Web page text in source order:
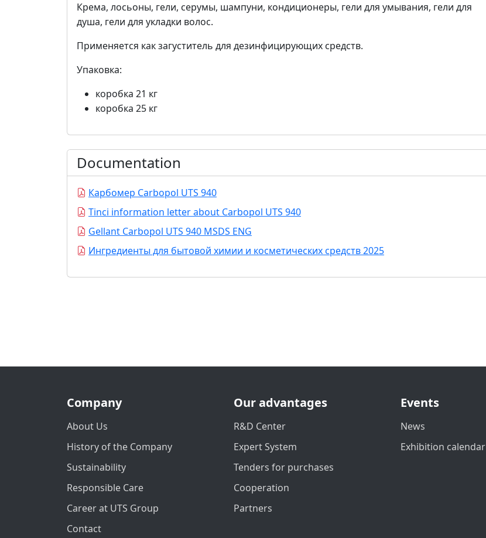
Крема, лосьоны, гели, серумы, шампуни, кондиционеры, гели для умывания, гели для
душа, гели для укладки волос.
Применяется как загуститель для дезинфицирующих средств.
Упаковка:
коробка 21 кг
коробка 25 кг
Documentation
Карбомер Carbopol UTS 940
Tinci information letter about Carbopol UTS 940
Gellant Carbopol UTS 940 MSDS ENG
Ингредиенты для бытовой химии и косметических средств 2025
Company
About Us
History of the Company
Sustainability
Responsible Care
Career at UTS Group
Contact
Our advantages
R&D Center
Expert System
Tenders for purchases
Cooperation
Partners
Events
News
Exhibition calendar